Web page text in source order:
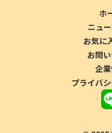
ホ
ニュ
お気に
お問
企
プライバ